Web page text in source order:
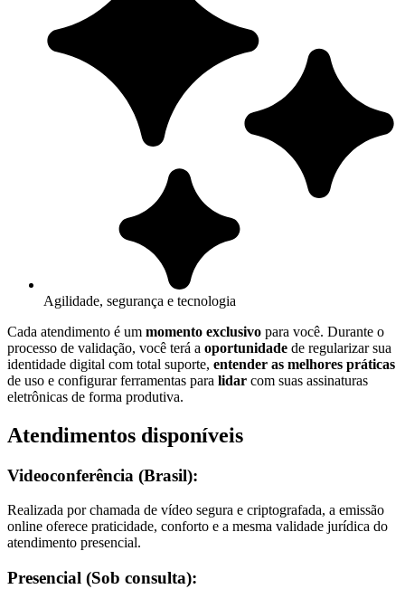
Agilidade, segurança e tecnologia
Cada atendimento é um momento exclusivo para você. Durante o
processo de validação, você terá a oportunidade de regularizar sua
identidade digital com total suporte, entender as melhores práticas
de uso e configurar ferramentas para lidar com suas assinaturas
eletrônicas de forma produtiva.
Atendimentos disponíveis
Videoconferência (Brasil):
Realizada por chamada de vídeo segura e criptografada, a emissão
online oferece praticidade, conforto e a mesma validade jurídica do
atendimento presencial.
Presencial (Sob consulta):